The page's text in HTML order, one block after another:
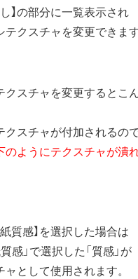
】の部分に一覧表示され
テクスチャを変更できます
スチャを変更するとこん
クスチャが付加されるの
のようにテクスチャが潰
質感】を選択した場合は
感」で選択した「質感」が
ャとして使用されます。